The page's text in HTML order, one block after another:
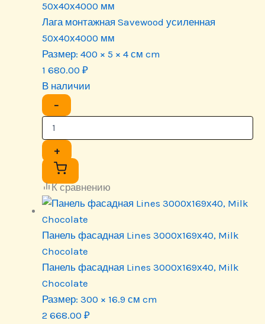
50х40х4000 мм
Лага монтажная Savewood усиленная
50х40х4000 мм
Размер: 400 × 5 × 4 см cm
1 680.00 ₽
В наличии
−
+
К сравнению
Панель фасадная Lines 3000х169х40, Milk
Chocolate
Панель фасадная Lines 3000х169х40, Milk
Chocolate
Размер: 300 × 16.9 см cm
2 668.00 ₽